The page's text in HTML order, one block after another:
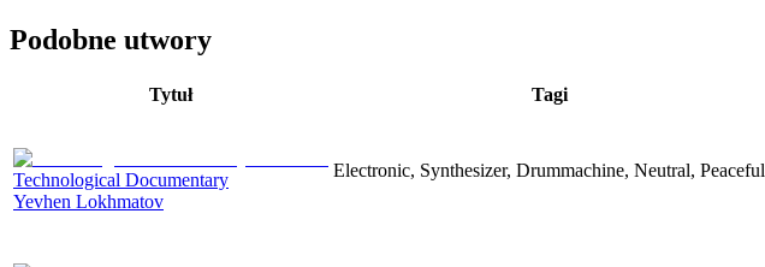
Podobne utwory
Tytuł Tagi
Technological Documentary
Yevhen Lokhmatov
Electronic, Synthesizer, Drummachine, Neutral, Peaceful